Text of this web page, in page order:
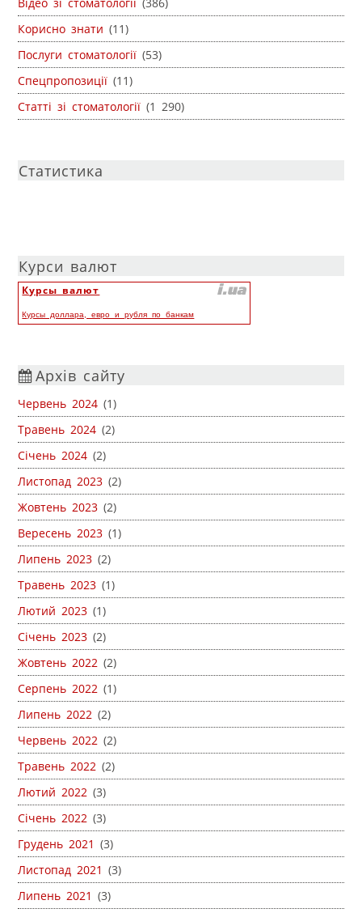
Відео зі стоматології (386)
Корисно знати (11)
Послуги стоматології (53)
Спецпропозиції (11)
Статті зі стоматології (1 290)
Статистика
Курси валют
Курсы валют
Курсы доллара, евро и рубля по банкам
Архів сайту
Червень 2024 (1)
Травень 2024 (2)
Січень 2024 (2)
Листопад 2023 (2)
Жовтень 2023 (2)
Вересень 2023 (1)
Липень 2023 (2)
Травень 2023 (1)
Лютий 2023 (1)
Січень 2023 (2)
Жовтень 2022 (2)
Серпень 2022 (1)
Липень 2022 (2)
Червень 2022 (2)
Травень 2022 (2)
Лютий 2022 (3)
Січень 2022 (3)
Грудень 2021 (3)
Листопад 2021 (3)
Липень 2021 (3)